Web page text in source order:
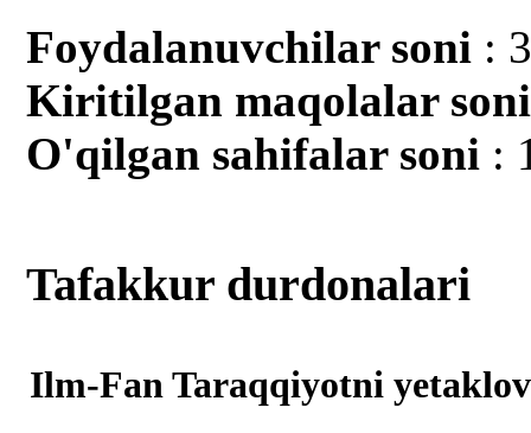
Foydalanuvchilar soni :
Kiritilgan mаqolalar soni
O'qilgan sahifalar soni :
Tafakkur durdonalari
Ilm-Fan Taraqqiyotni